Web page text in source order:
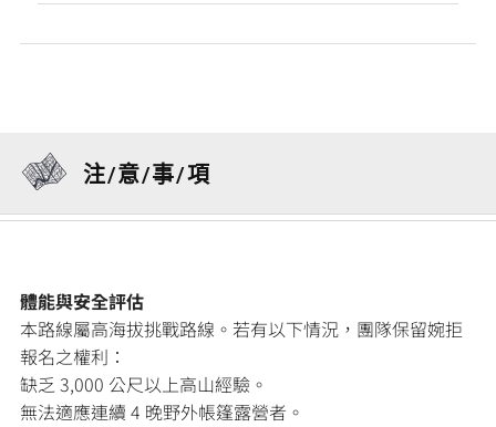
注/意/事/項
體能與安全評估
本路線屬高海拔挑戰路線。若有以下情況，團隊保留婉拒
報名之權利：
缺乏 3,000 公尺以上高山經驗。
無法適應連續 4 晚野外帳篷露營者。